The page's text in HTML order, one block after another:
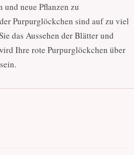
neue Pflanzen zu
Purpurglöckchen sind auf zu viel
das Aussehen der Blätter und
Ihre rote Purpurglöckchen über